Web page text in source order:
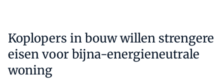
Koplopers in bouw willen strengere
eisen voor bijna-energieneutrale
woning